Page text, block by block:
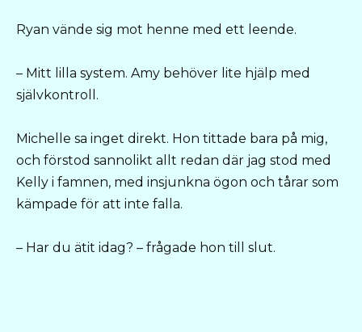
Ryan vände sig mot henne med ett leende.
– Mitt lilla system. Amy behöver lite hjälp med
självkontroll.
Michelle sa inget direkt. Hon tittade bara på mig,
och förstod sannolikt allt redan där jag stod med
Kelly i famnen, med insjunkna ögon och tårar som
kämpade för att inte falla.
– Har du ätit idag? – frågade hon till slut.